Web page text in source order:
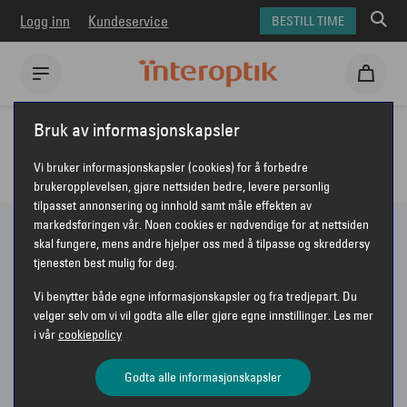
Logg inn Kundeservice BESTILL TIME
Interoptik Solbriller
ALLE SOLBRILLER HOS INTEROPTIK
19 PRODUKTER
Vis bare nyheter
Sorter etter Anbefalt
VIS FILTER
Bruk av informasjonskapsler
Vi bruker informasjonskapsler (cookies) for å forbedre
brukeropplevelsen, gjøre nettsiden bedre, levere personlig
tilpasset annonsering og innhold samt måle effekten av
markedsføringen vår. Noen cookies er nødvendige for at nettsiden
skal fungere, mens andre hjelper oss med å tilpasse og skreddersy
tjenesten best mulig for deg.
Vi benytter både egne informasjonskapsler og fra tredjepart. Du
velger selv om vi vil godta alle eller gjøre egne innstillinger. Les mer
i vår cookiepolicy
Godta alle informasjonskapsler